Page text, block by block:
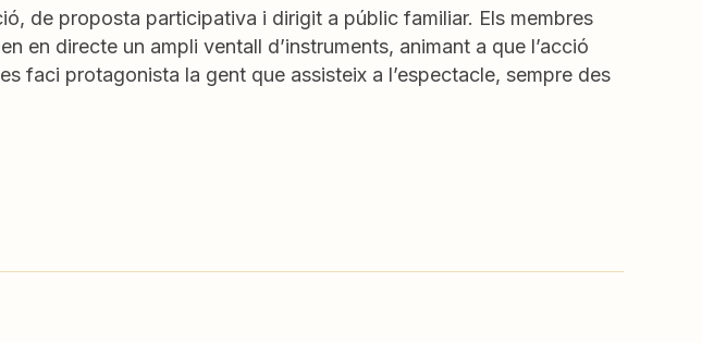
de proposta participativa i dirigit a públic familiar. Els membres
en directe un ampli ventall d’instruments, animant a que l’acció
faci protagonista la gent que assisteix a l’espectacle, sempre des